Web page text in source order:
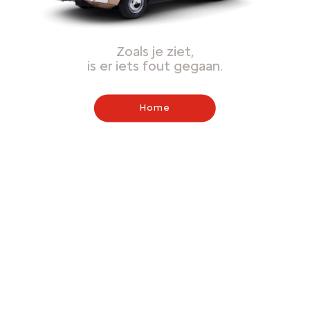
Zoals je ziet,
is er iets fout gegaan.
Home